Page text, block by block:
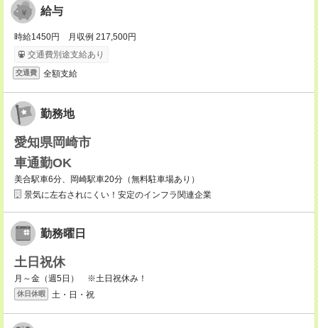
給与
時給1450円 月収例 217,500円
交通費別途支給あり
交通費 全額支給
勤務地
愛知県岡崎市
車通勤OK
美合駅車6分、岡崎駅車20分（無料駐車場あり）
景気に左右されにくい！安定のインフラ関連企業
勤務曜日
土日祝休
月～金（週5日） ※土日祝休み！
休日休暇 土・日・祝